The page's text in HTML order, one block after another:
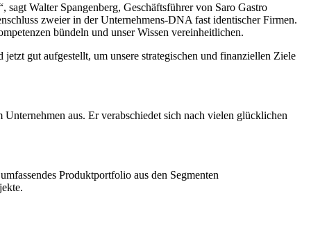
Walter Spangenberg, Geschäftsführer von Saro Gastro
zweier in der Unternehmens-DNA fast identischer Firmen.
bündeln und unser Wissen vereinheitlichen.
gut aufgestellt, um unsere strategischen und finanziellen Ziele
aus. Er verabschiedet sich nach vielen glücklichen
Produktportfolio aus den Segmenten